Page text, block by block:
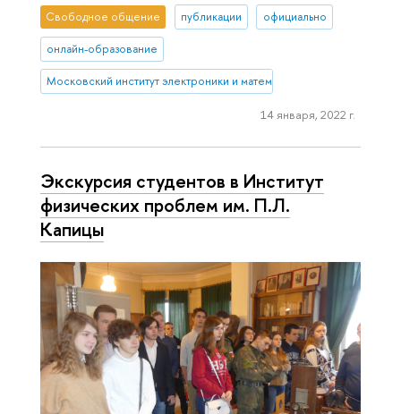
Свободное общение публикации официально
онлайн-образование
Московский институт электроники и математики им. А.Н. Тихонова
14 января, 2022 г.
Экскурсия студентов в Институт
физических проблем им. П.Л.
Капицы